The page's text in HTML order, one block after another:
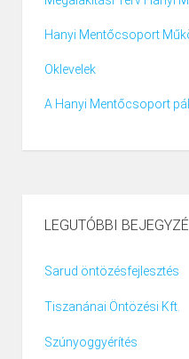
Hanyi Mentőcsoport
Oklevelek
A Hanyi Mentőcsoport
LEGUTÓBBI
Sarud öntözésfejlesztés
Tiszanánai Öntözési Kft.
Szúnyoggyérítés